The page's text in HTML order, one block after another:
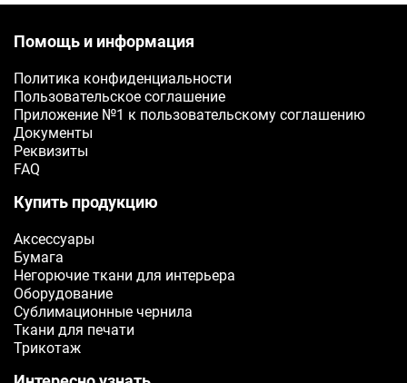
Помощь и информация
Политика конфиденциальности
Пользовательское соглашение
Приложение №1 к пользовательскому соглашению
Документы
Реквизиты
FAQ
Купить продукцию
Аксессуары
Бумага
Негорючие ткани для интерьера
Оборудование
Сублимационные чернила
Ткани для печати
Трикотаж